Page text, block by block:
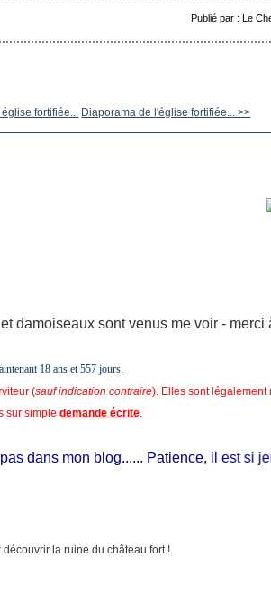
Publié par : Le
fortifiée... Diaporama de l'église fortifiée... >>
damoiseaux sont venus me voir - merci
18 ans et557 jours.
(sauf indication contraire). Elles sont légalement
sur simple demande écrite.
dans mon blog...... Patience, il est si